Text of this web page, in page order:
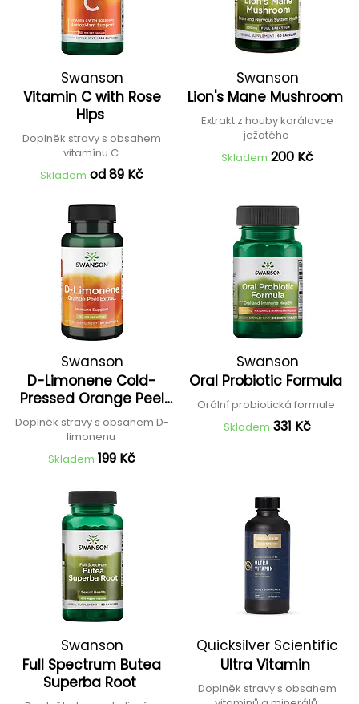
Swanson
Vitamin C with Rose
Hips
Doplněk stravy s obsahem
vitamínu C
Skladem od 89 Kč
Swanson
Lion's Mane Mushroom
Extrakt z houby korálovce
ježatého
Skladem 200 Kč
Swanson
D-Limonene Cold-
Pressed Orange Peel
Extract
Doplněk stravy s obsahem D-
limonenu
Skladem 199 Kč
Swanson
Oral Probiotic Formula
Orální probiotická formule
Skladem 331 Kč
Swanson
Full Spectrum Butea
Superba Root
Quicksilver Scientific
Ultra Vitamin
Doplněk stravy s obsahem